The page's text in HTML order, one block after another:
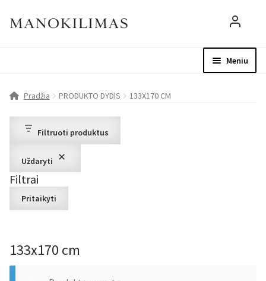
Meniu
D.U.K.
Apie mus
Pradžia PRODUKTO DYDIS 133X170 CM
133x170 cm
Filtruoti produktus
Uždaryti
Filtrai
Pritaikyti